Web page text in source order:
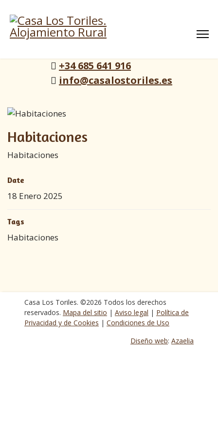
+34 685 641 916
info@casalostoriles.es
Habitaciones
Habitaciones
Date
18 Enero 2025
Tags
Habitaciones
Casa Los Toriles. ©2026 Todos los derechos
reservados. Mapa del sitio | Aviso legal | Política de
Privacidad y de Cookies | Condiciones de Uso
Diseño web: Azaelia